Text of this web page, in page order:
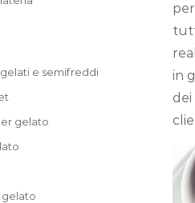
in
e semifreddi
gelato
gelato